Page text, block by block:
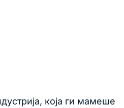
која ги мамеше